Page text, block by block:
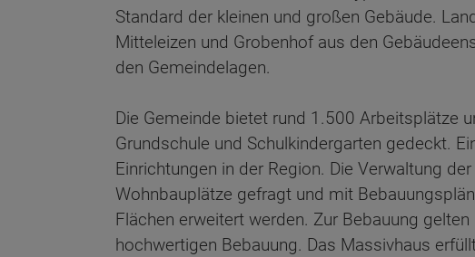
Standard der kleinen und großen Gebäude.
Mitteleizen und Grobenhof aus den
den Gemeindelagen.
Die Gemeinde bietet rund 1.500 Arbeitsplätze
Grundschule und Schulkindergarten gedeckt.
Einrichtungen in der Region. Die Verwaltung
Wohnbauplätze gefragt und mit
Flächen erweitert werden. Zur Bebauung
hochwertigen Bebauung. Das Massivhaus